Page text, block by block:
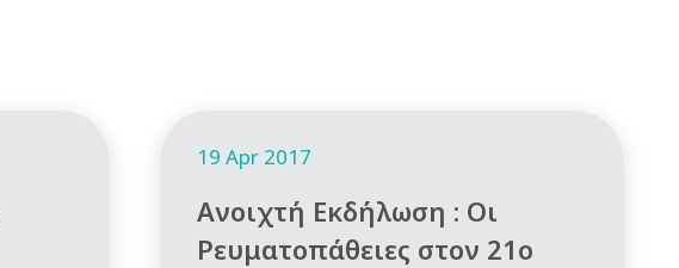
19 Apr 2017
Ανοιχτή Εκδήλωση : Οι
Ρευματοπάθειες στον 21ο